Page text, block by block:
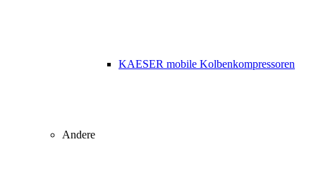
KAESER mobile Kolbenkompressoren
Andere